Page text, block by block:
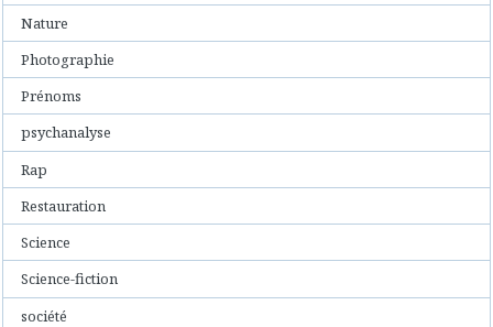
Nature
Photographie
Prénoms
psychanalyse
Rap
Restauration
Science
Science-fiction
société